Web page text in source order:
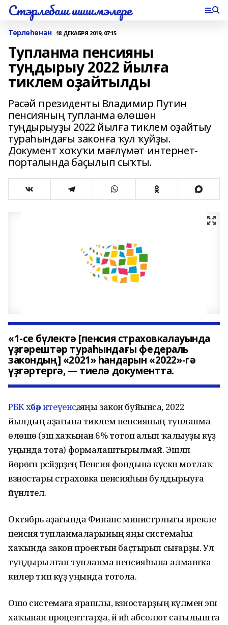
Стэрлебаш шишмэлере
Төрлөһөнән 18 ДЕКАБРЯ 2019, 07:15
Тупланма пенсияны
туңдырыу 2022 йылға
тиклем оҙайтылды
Рәсәй президенты Владимир Путин
пенсияның тупланма өлөшөн
туңдырыуҙы 2022 йылға тиклем оҙайтыу
тураһындағы законға ҡул ҡуйҙы.
Документ хоҡуҡи мәғлүмәт интернет-
порталында баҫылып сыҡты.
«1-се бүлектә [пенсия страховкалауында
үҙгәрештәр тураһындағы федераль
закондың] «2021» һандарын «2022»-гә
үҙгәртергә, — тиелә документта.
РБК хәбәр итеүенсә, яңы закон буйынса, 2022
йылдың аҙағына тиклем пенсияның тупланма
өлөшө (эш хаҡынан 6% тотоп алып ҡалыуҙы күҙ
уңында тота) формалаштырылмай. Эшләп
йөрөгән рәсәйҙәрҙең Пенсия фондына күскән мотлаҡ
взностары страховка пенсияһын булдырыуға
йүнәлтелә.
Октябрь аҙағында Финанс министрлығы ирекле
пенсия тупланмаларының яңы системаһы
хаҡында закон проектын баҫтырып сығарҙы. Ул
туңдырылған тупланма пенсияһына алмашҡа
килер тип күҙ уңында тотола.
Ошо системаға ярашлы, взностарҙың күләмен эш
хаҡынан проценттарҙа, йә иһә абсолют сағылышта